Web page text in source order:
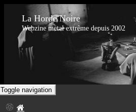
La Horde Noire
Webzine metal extrême depuis 2002
Toggle navigation